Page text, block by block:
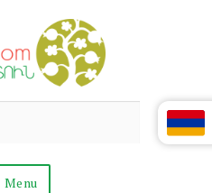
Abril
Books
Living
Armenian
Menu